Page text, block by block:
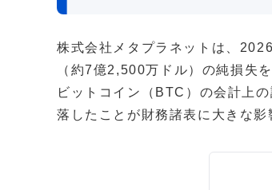
株式会社メタプラネットは、
（約7億2,500万ドル）の純損失
ビットコイン（BTC）の会計上
落したことが財務諸表に大きな